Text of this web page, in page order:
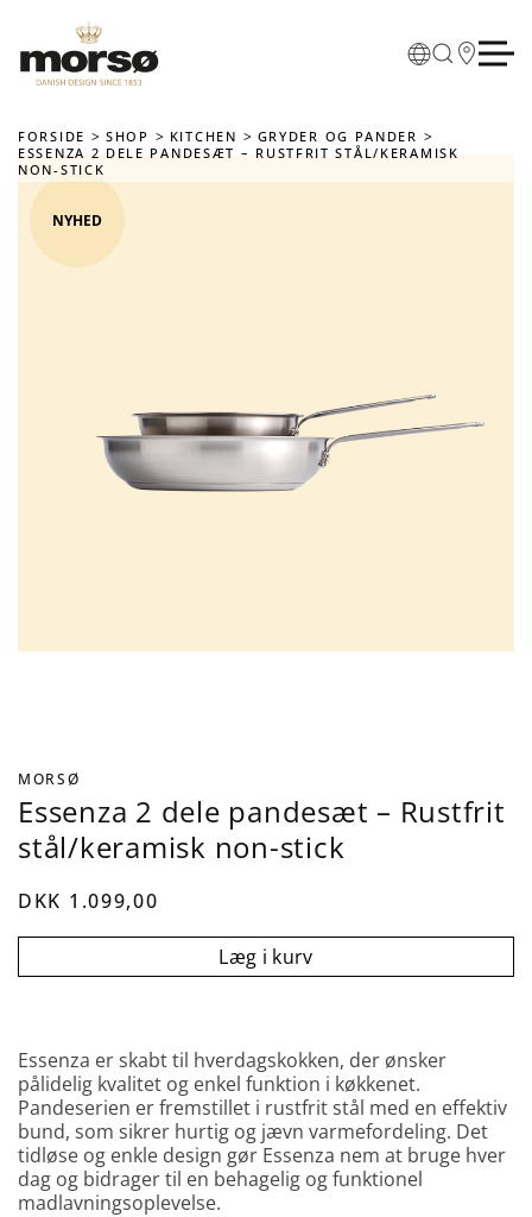
Skip to main content
FORSIDE SHOP KITCHEN
GRYDER OG PANDER
ESSENZA 2 DELE PANDESÆT – RUSTFRIT STÅL/KERAMISK
NON-STICK
NYHED
MORSØ
Essenza 2 dele pandesæt – Rustfrit
stål/keramisk non-stick
DKK 1.099,00
Læg i kurv
Essenza er skabt til hverdagskokken, der ønsker
pålidelig kvalitet og enkel funktion i køkkenet.
Pandeserien er fremstillet i rustfrit stål med en effektiv
bund, som sikrer hurtig og jævn varmefordeling. Det
tidløse og enkle design gør Essenza nem at bruge hver
dag og bidrager til en behagelig og funktionel
madlavningsoplevelse.